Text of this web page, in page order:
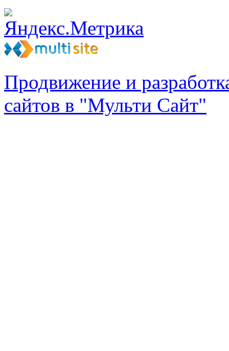
Продвижение и
сайтов в "Мульти Сайт"